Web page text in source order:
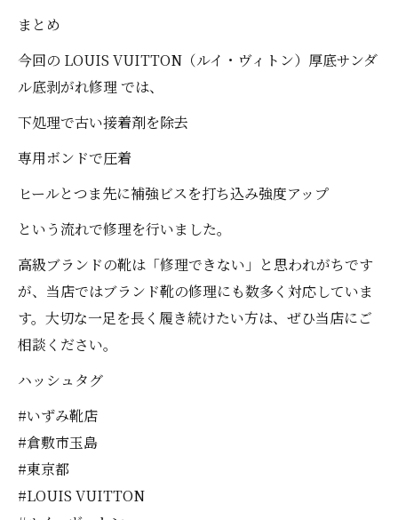
まとめ
今回の LOUIS VUITTON（ルイ・ヴィトン）厚底サンダ
ル底剥がれ修理 では、
下処理で古い接着剤を除去
専用ボンドで圧着
ヒールとつま先に補強ビスを打ち込み強度アップ
という流れで修理を行いました。
高級ブランドの靴は「修理できない」と思われがちです
が、当店ではブランド靴の修理にも数多く対応していま
す。大切な一足を長く履き続けたい方は、ぜひ当店にご
相談ください。
ハッシュタグ
#いずみ靴店
#倉敷市玉島
#東京都
#LOUIS VUITTON